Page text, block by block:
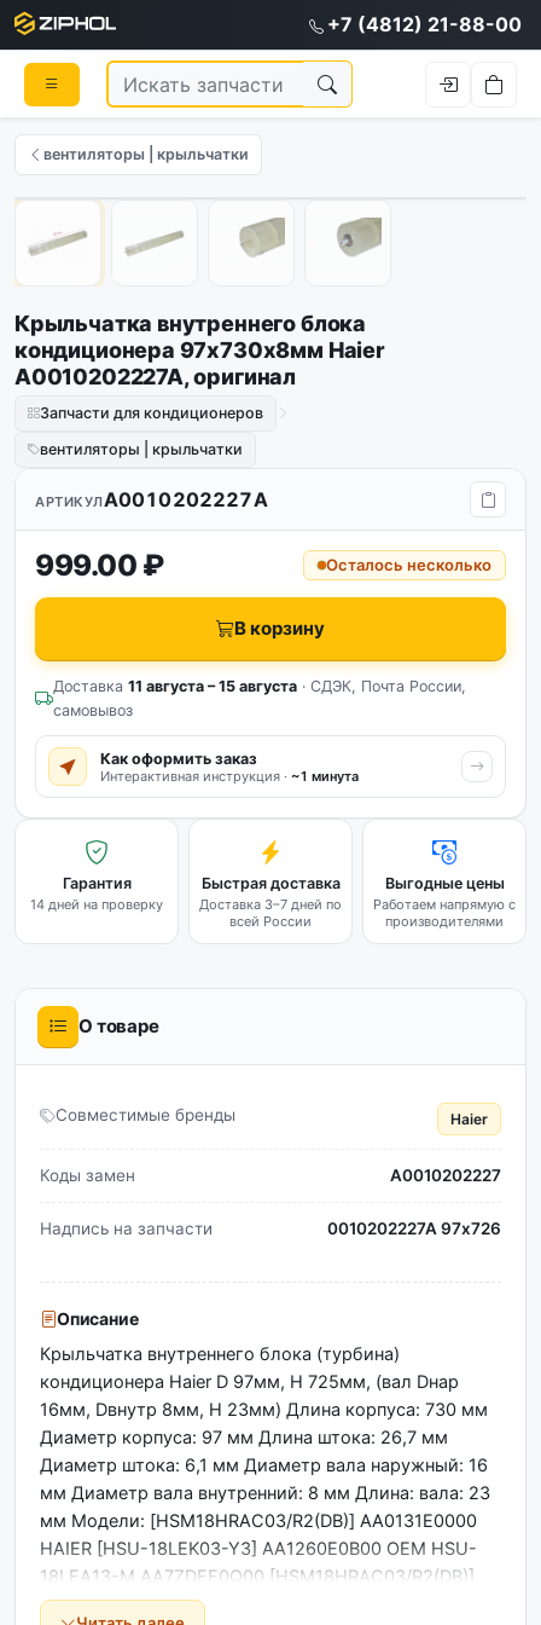
+7 (4812) 21-88-00
вентиляторы | крыльчатки
Оригинал
Крыльчатка внутреннего блока
кондиционера 97х730х8мм Haier
A0010202227A, оригинал
Запчасти для кондиционеров
вентиляторы | крыльчатки
АРТИКУЛA0010202227A
999.00 ₽ Осталось несколько
В корзину
Доставка 11 августа – 15 августа · СДЭК, Почта России,
самовывоз
Как оформить заказ
Интерактивная инструкция · ~1 минута
Гарантия
14 дней на проверку
Быстрая доставка
Доставка 3–7 дней по
всей России
Выгодные цены
Работаем напрямую с
производителями
О товаре
Совместимые бренды Haier
Коды замен A0010202227
Надпись на запчасти 0010202227A 97х726
Описание
Крыльчатка внутреннего блока (турбина)
кондиционера Haier D 97мм, H 725мм, (вал Dнар
16мм, Dвнутр 8мм, H 23мм) Длина корпуса: 730 мм
Диаметр корпуса: 97 мм Длина штока: 26,7 мм
Диаметр штока: 6,1 мм Диаметр вала наружный: 16
мм Диаметр вала внутренний: 8 мм Длина: вала: 23
мм Модели: [HSM18HRAC03/R2(DB)] AA0131E0000
HAIER [HSU-18LEK03-Y3] AA1260E0B00 OEM HSU-
18LEA13-M AA7ZDEE0Q00 [HSM18HRAC03/R2(DB)]
AA8461E0000 AS18GS2ERA AA8KD1E0Z00